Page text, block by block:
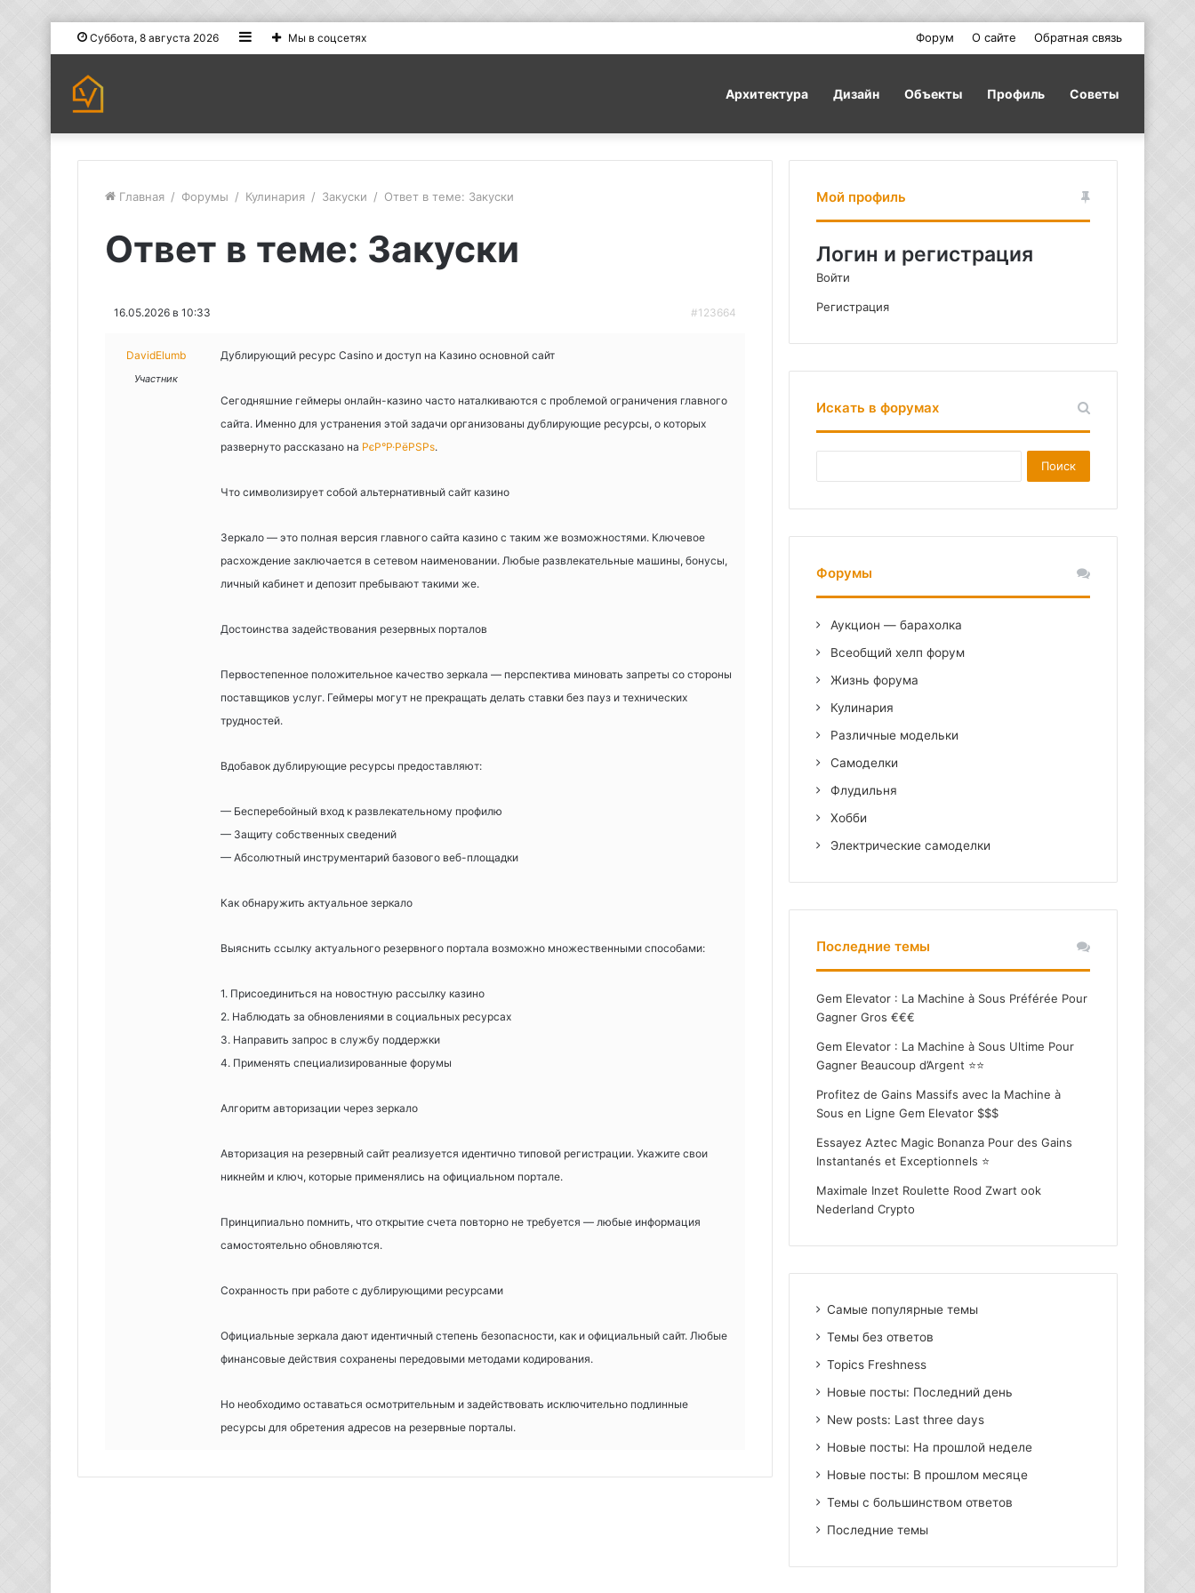
Суббота, 8 августа 2026 SidebarМы в соцсетях Форум О сайте Обратная связь
Архитектура Дизайн Объекты Профиль Советы
Главная / Форумы / Кулинария / Закуски / Ответ в теме: Закуски
Ответ в теме: Закуски
16.05.2026 в 10:33 #123664
DavidElumb
Участник
Дублирующий ресурс Casino и доступ на Казино основной сайт
Сегодняшние геймеры онлайн-казино часто наталкиваются с проблемой ограничения главного
сайта. Именно для устранения этой задачи организованы дублирующие ресурсы, о которых
развернуто рассказано на РєР°Р·РёРЅРѕ.
Что символизирует собой альтернативный сайт казино
Зеркало — это полная версия главного сайта казино с таким же возможностями. Ключевое
расхождение заключается в сетевом наименовании. Любые развлекательные машины, бонусы,
личный кабинет и депозит пребывают такими же.
Достоинства задействования резервных порталов
Первостепенное положительное качество зеркала — перспектива миновать запреты со стороны
поставщиков услуг. Геймеры могут не прекращать делать ставки без пауз и технических
трудностей.
Вдобавок дублирующие ресурсы предоставляют:
— Бесперебойный вход к развлекательному профилю
— Защиту собственных сведений
— Абсолютный инструментарий базового веб-площадки
Как обнаружить актуальное зеркало
Выяснить ссылку актуального резервного портала возможно множественными способами:
1. Присоединиться на новостную рассылку казино
2. Наблюдать за обновлениями в социальных ресурсах
3. Направить запрос в службу поддержки
4. Применять специализированные форумы
Алгоритм авторизации через зеркало
Авторизация на резервный сайт реализуется идентично типовой регистрации. Укажите свои
никнейм и ключ, которые применялись на официальном портале.
Принципиально помнить, что открытие счета повторно не требуется — любые информация
самостоятельно обновляются.
Сохранность при работе с дублирующими ресурсами
Официальные зеркала дают идентичный степень безопасности, как и официальный сайт. Любые
финансовые действия сохранены передовыми методами кодирования.
Но необходимо оставаться осмотрительным и задействовать исключительно подлинные
ресурсы для обретения адресов на резервные порталы.
Мой профиль
Логин и регистрация
Войти
Регистрация
Искать в форумах
Форумы
Аукцион — барахолка
Всеобщий хелп форум
Жизнь форума
Кулинария
Различные модельки
Самоделки
Флудильня
Хобби
Электрические самоделки
Последние темы
Gem Elevator : La Machine à Sous Préférée Pour
Gagner Gros €€€
Gem Elevator : La Machine à Sous Ultime Pour
Gagner Beaucoup d’Argent ⭐⭐
Profitez de Gains Massifs avec la Machine à
Sous en Ligne Gem Elevator $$$
Essayez Aztec Magic Bonanza Pour des Gains
Instantanés et Exceptionnels ⭐
Maximale Inzet Roulette Rood Zwart ook
Nederland Crypto
Самые популярные темы
Темы без ответов
Topics Freshness
Новые посты: Последний день
New posts: Last three days
Новые посты: На прошлой неделе
Новые посты: В прошлом месяце
Темы с большинством ответов
Последние темы